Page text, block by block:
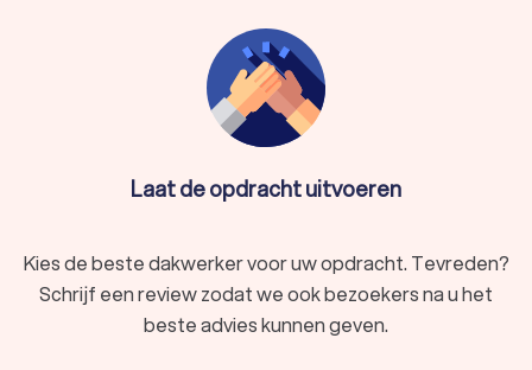
Laat de opdracht uitvoeren
Kies de beste dakwerker voor uw opdracht. Tevreden?
Schrijf een review zodat we ook bezoekers na u het
beste advies kunnen geven.